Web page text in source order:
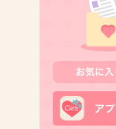
出典：tntmagazine.in
2013/01/11(金) 15:49:03
日頃の不満がこ